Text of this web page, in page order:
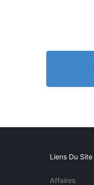
Liens Du Site
Affaires